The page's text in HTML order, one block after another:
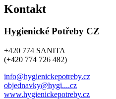
Kontakt
Hygienické Potřeby CZ
+420 774 SANITA
(+420 774 726 482)
info@hygienickepotreby.cz
objednavky@hygi....cz
www.hygienickepotreby.cz